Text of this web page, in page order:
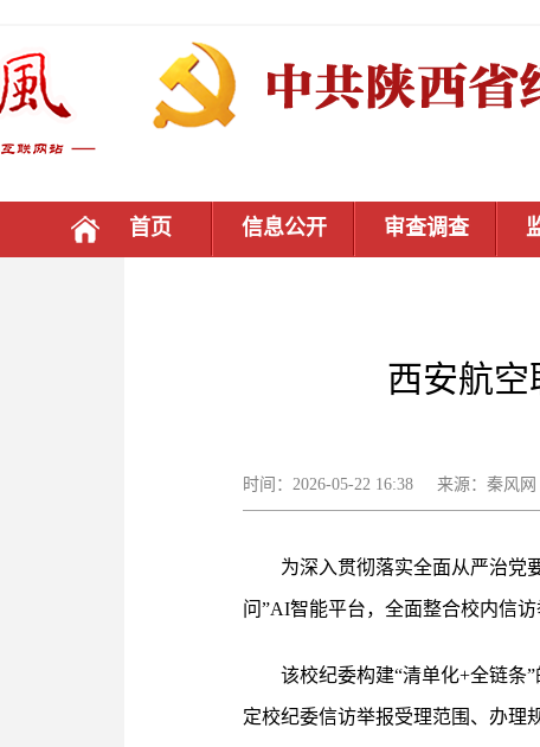
首页 信息公开 审查调查
西安航
时间：2026-05-22 16:38 来源：秦风
为深入贯彻落实全面从严治党
问”AI智能平台，全面整合校内信
该校纪委构建“清单化+全链条
定校纪委信访举报受理范围、办理